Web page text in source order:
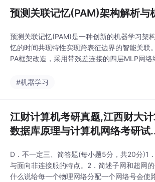
部性限制。PENCIL架构创新性地将标准
预测关联记忆(PAM)架构解析与
预测关联记忆(PAM)是一种创新的机器学习架
忆的时间共现特性实现跨表征边界的智能关联
PA框架改造，采用带残差连接的四层MLP网络
出独特价值，能够有效解决传统相似度检索方
#机器学习
江财计算机考研真题,江西财大
数据库原理与计算机网络考研试
D．不一定三、简答题(每小题5分，共20分)1
与面向非连接服的特点。2．简述子网和超网
什么说给每一个物理网络分配一个网络号会使